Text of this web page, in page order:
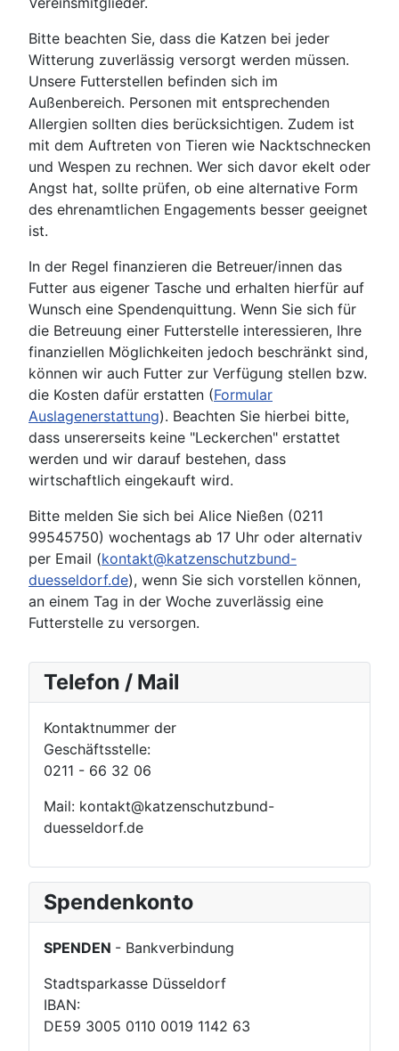
Bitte beachten Sie, dass die Katzen bei jeder
Witterung zuverlässig versorgt werden müssen.
Unsere Futterstellen befinden sich im
Außenbereich. Personen mit entsprechenden
Allergien sollten dies berücksichtigen. Zudem ist
mit dem Auftreten von Tieren wie Nacktschnecken
und Wespen zu rechnen. Wer sich davor ekelt oder
Angst hat, sollte prüfen, ob eine alternative Form
des ehrenamtlichen Engagements besser geeignet
ist.
In der Regel finanzieren die Betreuer/innen das
Futter aus eigener Tasche und erhalten hierfür auf
Wunsch eine Spendenquittung. Wenn Sie sich für
die Betreuung einer Futterstelle interessieren, Ihre
finanziellen Möglichkeiten jedoch beschränkt sind,
können wir auch Futter zur Verfügung stellen bzw.
die Kosten dafür erstatten (Formular
Auslagenerstattung). Beachten Sie hierbei bitte,
dass unsererseits keine "Leckerchen" erstattet
werden und wir darauf bestehen, dass
wirtschaftlich eingekauft wird.
Bitte melden Sie sich bei Alice Nießen (0211
99545750) wochentags ab 17 Uhr oder alternativ
per Email (kontakt@katzenschutzbund-
duesseldorf.de), wenn Sie sich vorstellen können,
an einem Tag in der Woche zuverlässig eine
Futterstelle zu versorgen.
Telefon / Mail
Kontaktnummer der
Geschäftsstelle:
0211 - 66 32 06
Mail: kontakt@katzenschutzbund-
duesseldorf.de
Spendenkonto
SPENDEN - Bankverbindung
Stadtsparkasse Düsseldorf
IBAN:
DE59 3005 0110 0019 1142 63